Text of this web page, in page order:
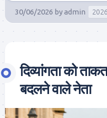
30/06/2026 byadmin 2026
दिव्यांगता को
बदलने वाले नेता